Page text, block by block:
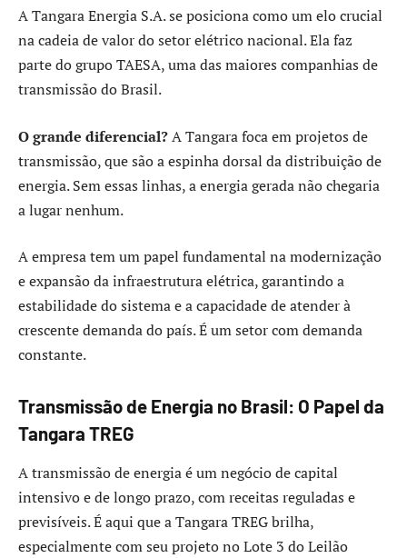
A Tangara Energia S.A. se posiciona como um elo crucial
na cadeia de valor do setor elétrico nacional. Ela faz
parte do grupo TAESA, uma das maiores companhias de
transmissão do Brasil.
O grande diferencial?A Tangara foca em projetos de
transmissão, que são a espinha dorsal da distribuição de
energia. Sem essas linhas, a energia gerada não chegaria
a lugar nenhum.
A empresa tem um papel fundamental na modernização
e expansão da infraestrutura elétrica, garantindo a
estabilidade do sistema e a capacidade de atender à
crescente demanda do país. É um setor com demanda
constante.
Transmissão de Energia no Brasil: O Papel da
Tangara TREG
A transmissão de energia é um negócio de capital
intensivo e de longo prazo, com receitas reguladas e
previsíveis. É aqui que a Tangara TREG brilha,
especialmente com seu projeto no Lote 3 do Leilão